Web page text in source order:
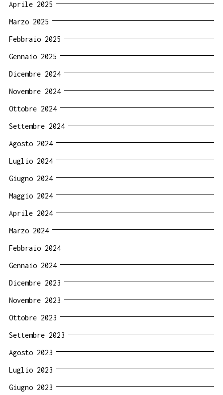
Aprile 2025
Marzo 2025
Febbraio 2025
Gennaio 2025
Dicembre 2024
Novembre 2024
Ottobre 2024
Settembre 2024
Agosto 2024
Luglio 2024
Giugno 2024
Maggio 2024
Aprile 2024
Marzo 2024
Febbraio 2024
Gennaio 2024
Dicembre 2023
Novembre 2023
Ottobre 2023
Settembre 2023
Agosto 2023
Luglio 2023
Giugno 2023